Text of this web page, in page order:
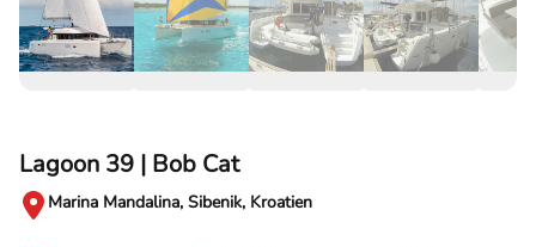
Lagoon 39 | Bob Cat
Marina Mandalina, Sibenik, Kroatien